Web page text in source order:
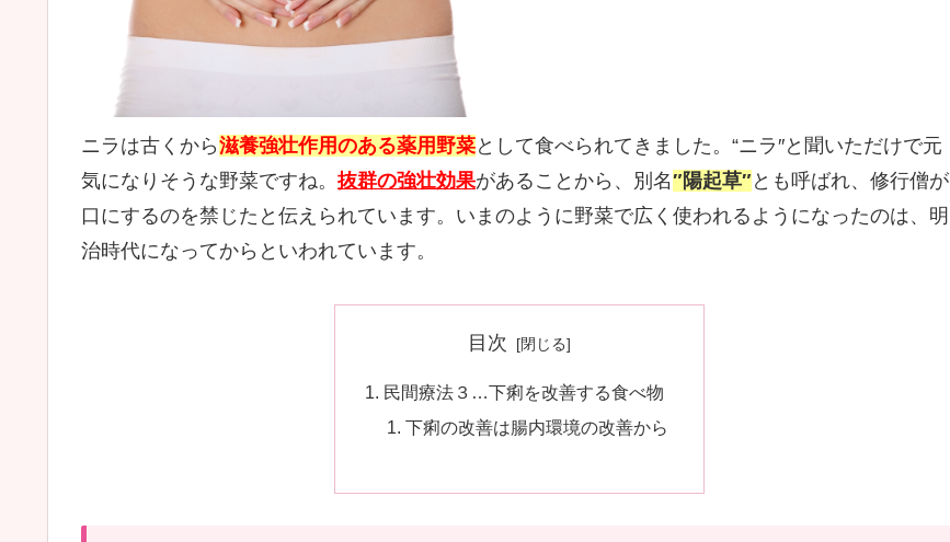
ニラは古くから滋養強壮作用のある薬用野菜として食べられてきました。“ニラ″と聞いただけで元
気になりそうな野菜ですね。 抜群の強壮効果があることから、別名″陽起草″とも呼ばれ、修行僧が
口にするのを禁じたと伝えられています。いまのように野菜で広く使われるようになったのは、明
治時代になってからといわれています。
目次
民間療法３…下痢を改善する食べ物
下痢の改善は腸内環境の改善から